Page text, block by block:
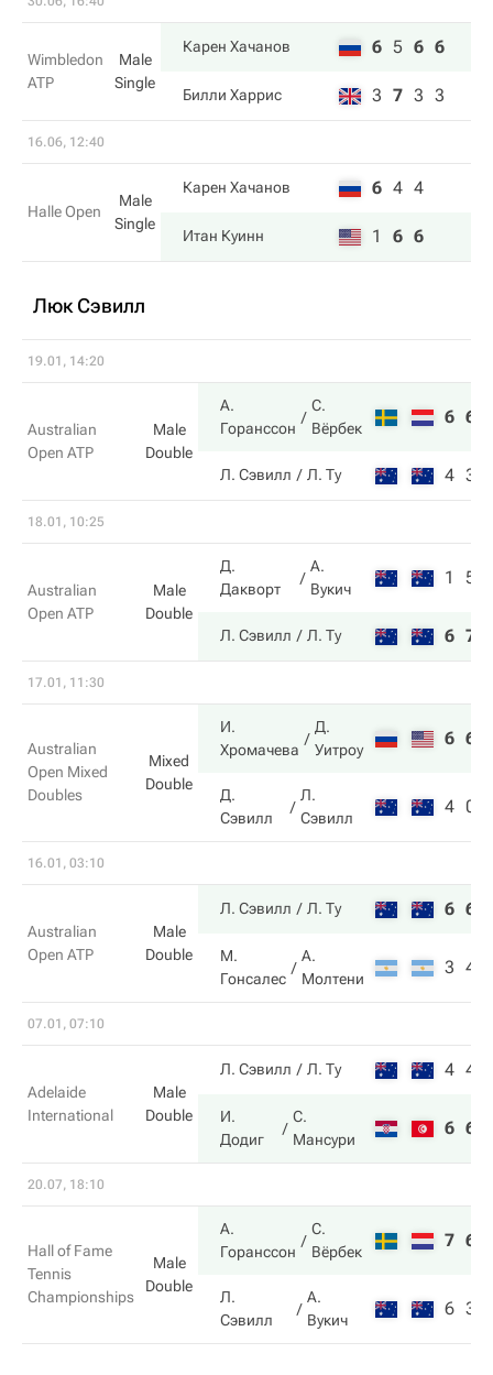
Wimbledon
ATP
Male
Single
Карен Хачанов 6 5 6 6
Билли Харрис 3 7 3 3
16.06, 12:40
Halle Open
Male
Single
Карен Хачанов 6 4 4
Итан Куинн 1 6 6
Люк Сэвилл
19.01, 14:20
Australian
Open ATP
Male
Double
А.
Горанссон
С.
Вёрбек
6 6
Л. Сэвилл Л. Ту 4 3
18.01, 10:25
Australian
Open ATP
Male
Double
Д.
Дакворт
А.
Вукич
1 5
Л. Сэвилл Л. Ту 6 7
17.01, 11:30
Australian
Open Mixed
Doubles
Mixed
Double
И.
Хромачева
Д.
Уитроу
6 6
Д.
Сэвилл
Л.
Сэвилл
4 0
16.01, 03:10
Australian
Open ATP
Male
Double
Л. Сэвилл Л. Ту 6 6
М.
Гонсалес
А.
Молтени
3 4
07.01, 07:10
Adelaide
International
Male
Double
Л. Сэвилл Л. Ту 4 4
И.
Додиг
С.
Мансури
6 6
20.07, 18:10
Hall of Fame
Tennis
Championships
Male
Double
А.
Горанссон
С.
Вёрбек
7 6
Л.
Сэвилл
А.
Вукич
6 3